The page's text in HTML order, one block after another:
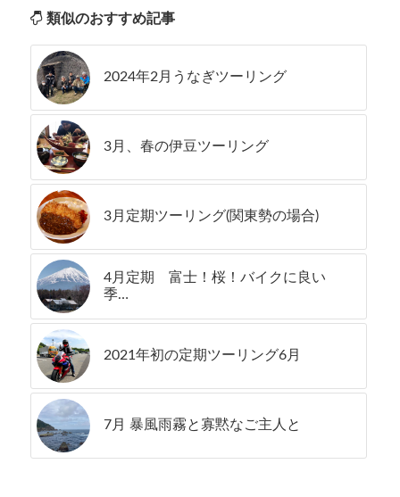
類似のおすすめ記事
2024年2月うなぎツーリング
3月、春の伊豆ツーリング
3月定期ツーリング(関東勢の場合)
4月定期 富士！桜！バイクに良い
季…
2021年初の定期ツーリング6月
7月 暴風雨霧と寡黙なご主人と